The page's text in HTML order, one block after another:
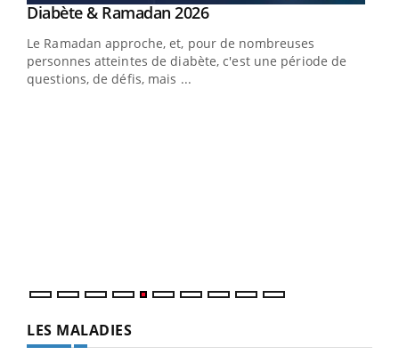
Youtube
Diabète & Ramadan 2026Youtube
Le Ramadan approche, et, pour de nombreuses
personnes atteintes de diabète, c'est une période de
questions, de défis, mais ...
LES MALADIES